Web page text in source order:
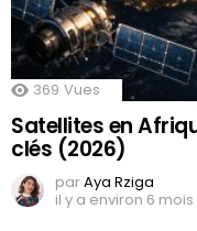
369 Vues
Satellites en
clés (2026)
parAya Rziga
il y a environ 6 mois